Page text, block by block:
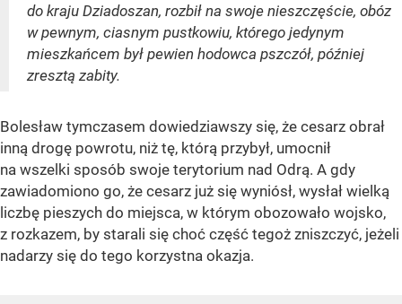
do kraju Dziadoszan, rozbił na swoje nieszczęście, obóz
w pewnym, ciasnym pustkowiu, którego jedynym
mieszkańcem był pewien hodowca pszczół, później
zresztą zabity.
Bolesław tymczasem dowiedziawszy się, że cesarz obrał
inną drogę powrotu, niż tę, którą przybył, umocnił
na wszelki sposób swoje terytorium nad Odrą. A gdy
zawiadomiono go, że cesarz już się wyniósł, wysłał wielką
liczbę pieszych do miejsca, w którym obozowało wojsko,
z rozkazem, by starali się choć część tegoż zniszczyć, jeżeli
nadarzy się do tego korzystna okazja.